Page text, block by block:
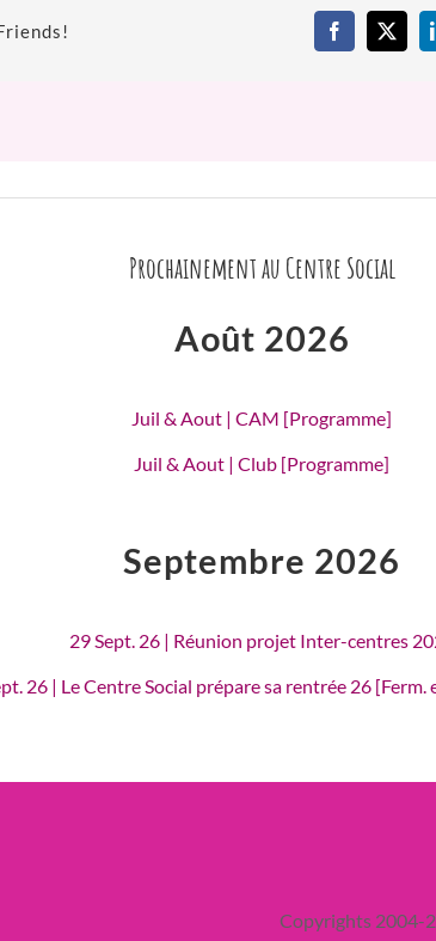
Facebook
X
Prochainement au Centre Social
Août 2026
Juil & Aout | CAM [Programme]
Juil & Aout | Club [Programme]
Septembre 2026
29 Sept. 26 | Réunion projet Inter-centres
26 | Le Centre Social prépare sa rentrée 26
Copyrights 2004-